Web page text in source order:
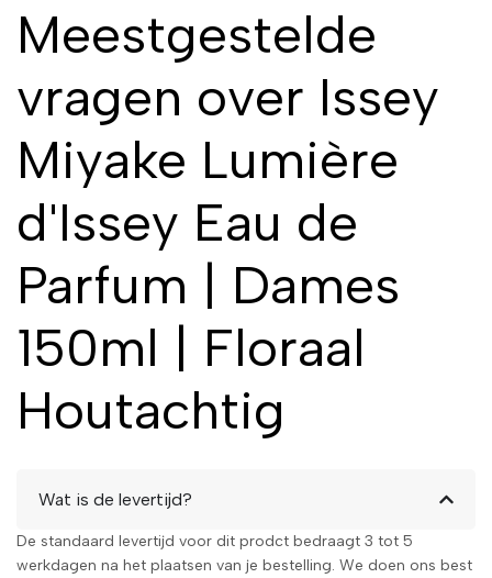
Meestgestelde
vragen over Issey
Miyake Lumière
d'Issey Eau de
Parfum | Dames
150ml | Floraal
Houtachtig
Wat is de levertijd?
De standaard levertijd voor dit prodct bedraagt 3 tot 5
werkdagen na het plaatsen van je bestelling. We doen ons best